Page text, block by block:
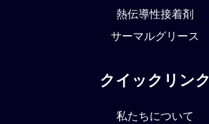
熱伝導性接着剤
サーマルグリース
クイックリンク
私たちについて